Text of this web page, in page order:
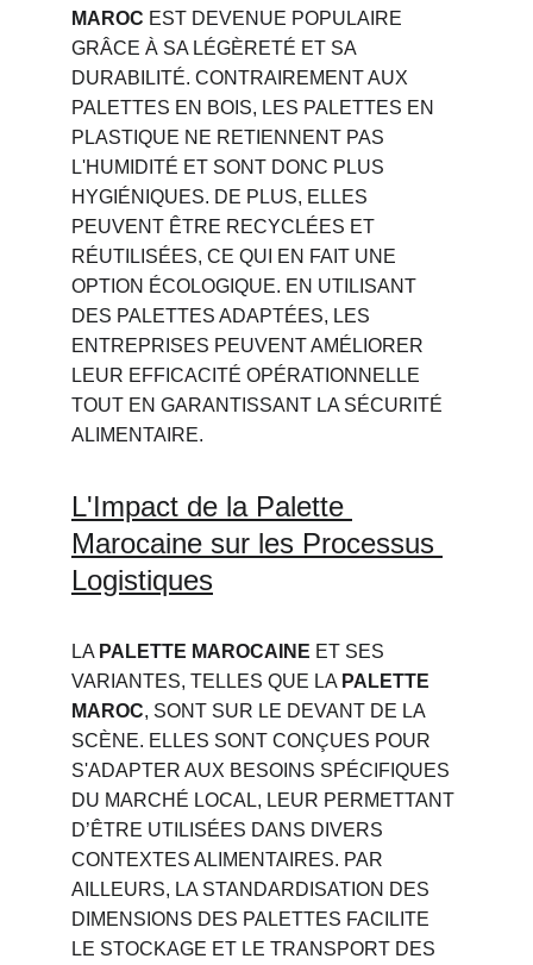
MAROC EST DEVENUE POPULAIRE
GRÂCE À SA LÉGÈRETÉ ET SA
DURABILITÉ. CONTRAIREMENT AUX
PALETTES EN BOIS, LES PALETTES EN
PLASTIQUE NE RETIENNENT PAS
L'HUMIDITÉ ET SONT DONC PLUS
HYGIÉNIQUES. DE PLUS, ELLES
PEUVENT ÊTRE RECYCLÉES ET
RÉUTILISÉES, CE QUI EN FAIT UNE
OPTION ÉCOLOGIQUE. EN UTILISANT
DES PALETTES ADAPTÉES, LES
ENTREPRISES PEUVENT AMÉLIORER
LEUR EFFICACITÉ OPÉRATIONNELLE
TOUT EN GARANTISSANT LA SÉCURITÉ
ALIMENTAIRE.
L'Impact de la Palette
Marocaine sur les Processus
Logistiques
LA PALETTE MAROCAINE ET SES
VARIANTES, TELLES QUE LA PALETTE
MAROC, SONT SUR LE DEVANT DE LA
SCÈNE. ELLES SONT CONÇUES POUR
S'ADAPTER AUX BESOINS SPÉCIFIQUES
DU MARCHÉ LOCAL, LEUR PERMETTANT
D’ÊTRE UTILISÉES DANS DIVERS
CONTEXTES ALIMENTAIRES. PAR
AILLEURS, LA STANDARDISATION DES
DIMENSIONS DES PALETTES FACILITE
LE STOCKAGE ET LE TRANSPORT DES